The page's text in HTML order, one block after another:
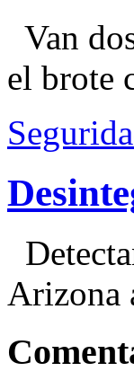
Van
el brote
Arizona